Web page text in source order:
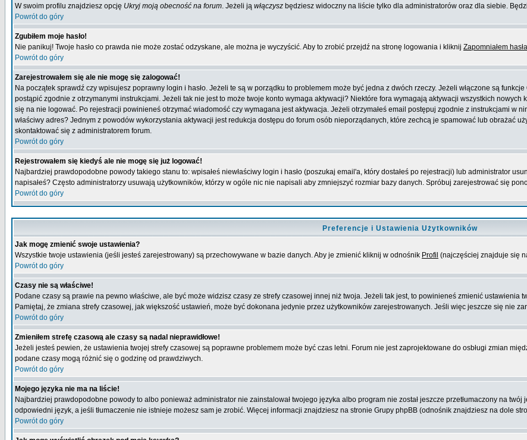
W swoim profilu znajdziesz opcję Ukryj moją obecność na forum. Jeżeli ją włączysz będziesz widoczny na liście tylko dla administratorów oraz dla siebie.
Powrót do góry
Zgubiłem moje hasło!
Nie panikuj! Twoje hasło co prawda nie może zostać odzyskane, ale można je wyczyścić. Aby to zrobić przejdź na stronę logowania i kliknij Zapomniałem hasła
Powrót do góry
Zarejestrowałem się ale nie mogę się zalogować!
Na początek sprawdź czy wpisujesz poprawny login i hasło. Jeżeli te są w porządku to problemem może być jedna z dwóch rzeczy. Jeżeli włączone są funkcje
postąpić zgodnie z otrzymanymi instrukcjami. Jeżeli tak nie jest to może twoje konto wymaga aktywacji? Niektóre fora wymagają aktywacji wszystkich
się na nie logować. Po rejestracji powinieneś otrzymać wiadomość czy wymagana jest aktywacja. Jeżeli otrzymałeś email postępuj zgodnie z instrukcjami w
właściwy adres? Jednym z powodów wykorzystania aktywacji jest redukcja dostępu do forum osób nieporządanych, które zechcą je spamować lub obrażać
skontaktować się z administratorem forum.
Powrót do góry
Rejestrowałem się kiedyś ale nie mogę się już logować!
Najbardziej prawdopodobne powody takiego stanu to: wpisałeś niewłaściwy login i hasło (poszukaj email'a, który dostałeś po rejestracji) lub administrator
napisałeś? Często administratorzy usuwają użytkowników, którzy w ogóle nic nie napisali aby zmniejszyć rozmiar bazy danych. Spróbuj zarejestrować się
Powrót do góry
Preferencje i Ustawienia Użytkowników
Jak mogę zmienić swoje ustawienia?
Wszystkie twoje ustawienia (jeśli jesteś zarejestrowany) są przechowywane w bazie danych. Aby je zmienić kliknij w odnośnik Profil (najczęściej znajduje się
Powrót do góry
Czasy nie są właściwe!
Podane czasy są prawie na pewno właściwe, ale być może widzisz czasy ze strefy czasowej innej niż twoja. Jeżeli tak jest, to powinieneś zmienić
Pamiętaj, że zmiana strefy czasowej, jak większość ustawień, może być dokonana jedynie przez użytkowników zarejestrowanych. Jeśli więc jeszcze się nie
Powrót do góry
Zmieniłem strefę czasową ale czasy są nadal nieprawidłowe!
Jeżeli jesteś pewien, że ustawienia twojej strefy czasowej są poprawne problemem może być czas letni. Forum nie jest zaprojektowane do osbługi zmian
podane czasy mogą różnić się o godzinę od prawdziwych.
Powrót do góry
Mojego języka nie ma na liście!
Najbardziej prawdopodobne powody to albo ponieważ administrator nie zainstalował twojego języka albo program nie został jeszcze przetłumaczony na
odpowiedni język, a jeśli tłumaczenie nie istnieje możesz sam je zrobić. Więcej informacji znajdziesz na stronie Grupy phpBB (odnośnik znajdziesz na dole
Powrót do góry